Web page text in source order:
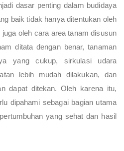
dasar penting dalam budidaya
baik tidak hanya ditentukan oleh
oleh cara area tanam disusun
ditata dengan benar, tanaman
yang cukup, sirkulasi udara
lebih mudah dilakukan, dan
dapat ditekan. Oleh karena itu,
dipahami sebagai bagian utama
yang sehat dan hasil